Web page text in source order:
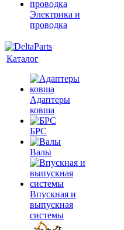
Электрика и
проводка
Каталог
Адаптеры
ковша
БРС
Валы
Впускная и
выпускная
системы